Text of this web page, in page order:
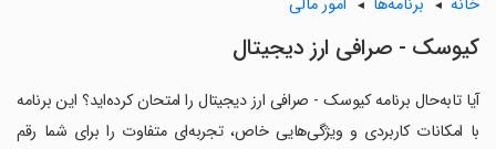
کیوسک - صرافی ارز دیجیتال
آیا تابه‌حال برنامه کیوسک - صرافی ارز دیجیتال را امتحان کرده‌اید؟ این برنامه
با امکانات کاربردی و ویژگی‌هایی خاص، تجربه‌ای متفاوت را برای شما رقم